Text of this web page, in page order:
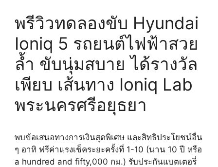
พรีวิวทดลองขับ Hyundai
Ioniq 5 รถยนต์ไฟฟ้าสวย
ล้ำ ขับนุ่มสบาย ได้รางวัล
เพียบ เส้นทาง Ioniq Lab
พระนครศรีอยุธยา
พบข้อเสนอทางการเงินสุดพิเศษ และสิทธิประโยชน์อื่น
ๆ อาทิ ฟรีค่าแรงเช็คระยะครั้งที่ 1-10 (นาน 10 ปี หรือ
a hundred and fifty,000 กม.) รับประกันแบตเตอรี่